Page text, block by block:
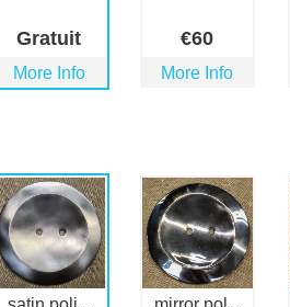
Gratuit
More Info
€60
More Info